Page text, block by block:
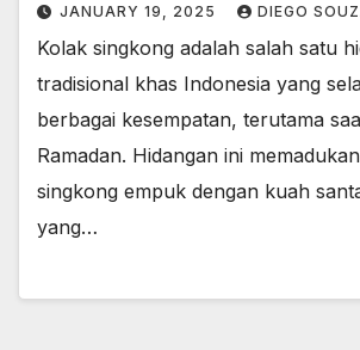
JANUARY 19, 2025 DIEGO
Kolak singkong adalah salah satu
tradisional khas Indonesia yang
berbagai kesempatan, terutama
Ramadan. Hidangan ini
singkong empuk dengan kuah
yang…